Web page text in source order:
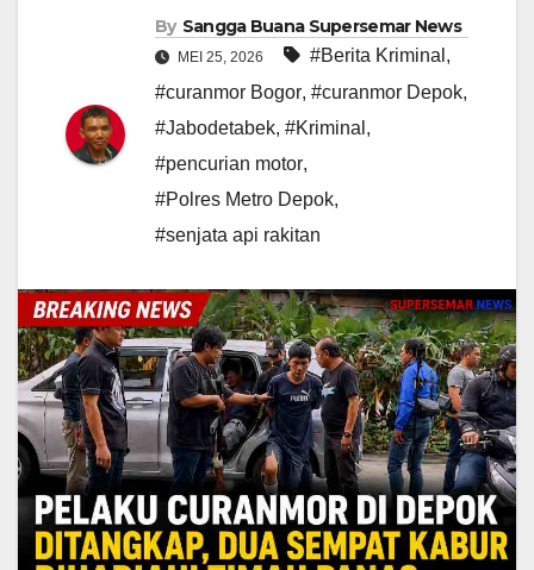
By Sangga Buana Supersemar News
MEI 25, 2026 #Berita Kriminal ,
#curanmor Bogor, #curanmor Depok,
#Jabodetabek, #Kriminal ,
#pencurian motor,
#Polres Metro Depok,
#senjata api rakitan